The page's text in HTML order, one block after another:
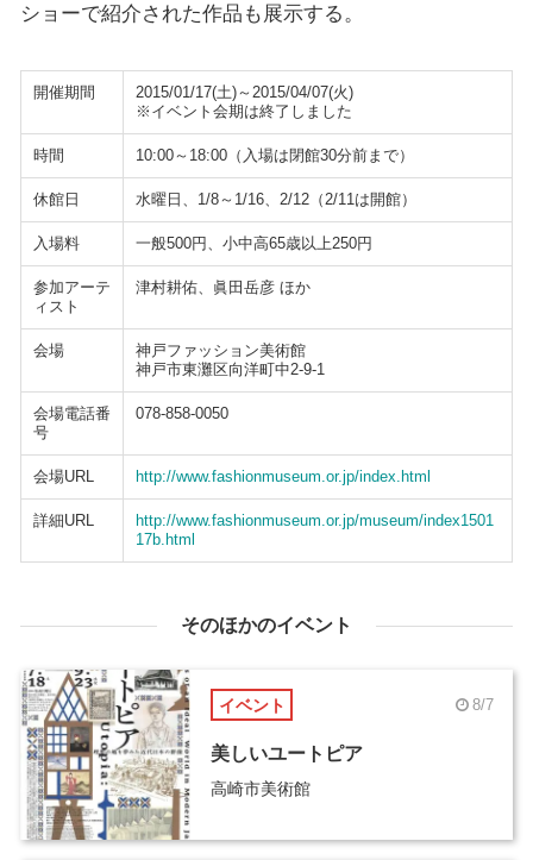
ショーで紹介された作品も展示する。
開催期間
2015/01/17(土)～2015/04/07(火)
※イベント会期は終了しました
時間 10:00～18:00（入場は閉館30分前まで）
休館日 水曜日、1/8～1/16、2/12（2/11は開館）
入場料 一般500円、小中高65歳以上250円
参加アーテ
ィスト
津村耕佑、眞田岳彦 ほか
会場
神戸ファッション美術館
神戸市東灘区向洋町中2-9-1
会場電話番
号
078-858-0050
会場URL http://www.fashionmuseum.or.jp/index.html
詳細URL
http://www.fashionmuseum.or.jp/museum/index1501
17b.html
そのほかのイベント
イベント 8/7
美しいユートピア
高崎市美術館